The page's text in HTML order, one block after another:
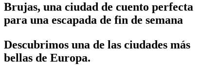
Brujas, una ciudad de cuento perfecta
para una escapada de fin de semana
Descubrimos una de las ciudades más​
bellas de Europa.